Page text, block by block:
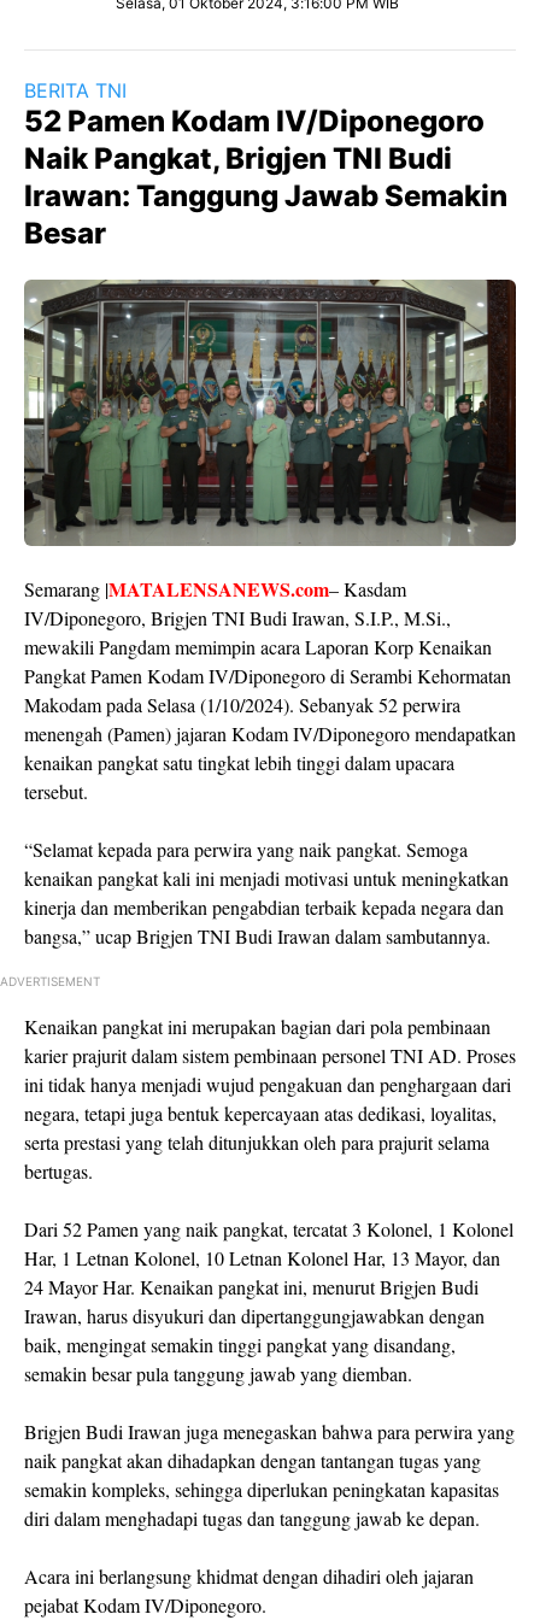
BERITA TNI
52 Pamen Kodam IV/Diponegoro
Naik Pangkat, Brigjen TNI Budi
Irawan: Tanggung Jawab Semakin
Besar
Semarang |MATALENSANEWS.com– Kasdam
IV/Diponegoro, Brigjen TNI Budi Irawan, S.I.P., M.Si.,
mewakili Pangdam memimpin acara Laporan Korp Kenaikan
Pangkat Pamen Kodam IV/Diponegoro di Serambi Kehormatan
Makodam pada Selasa (1/10/2024). Sebanyak 52 perwira
menengah (Pamen) jajaran Kodam IV/Diponegoro mendapatkan
kenaikan pangkat satu tingkat lebih tinggi dalam upacara
tersebut.
“Selamat kepada para perwira yang naik pangkat. Semoga
kenaikan pangkat kali ini menjadi motivasi untuk meningkatkan
kinerja dan memberikan pengabdian terbaik kepada negara dan
bangsa,” ucap Brigjen TNI Budi Irawan dalam sambutannya.
ADVERTISEMENT
Kenaikan pangkat ini merupakan bagian dari pola pembinaan
karier prajurit dalam sistem pembinaan personel TNI AD. Proses
ini tidak hanya menjadi wujud pengakuan dan penghargaan dari
negara, tetapi juga bentuk kepercayaan atas dedikasi, loyalitas,
serta prestasi yang telah ditunjukkan oleh para prajurit selama
bertugas.
Dari 52 Pamen yang naik pangkat, tercatat 3 Kolonel, 1 Kolonel
Har, 1 Letnan Kolonel, 10 Letnan Kolonel Har, 13 Mayor, dan
24 Mayor Har. Kenaikan pangkat ini, menurut Brigjen Budi
Irawan, harus disyukuri dan dipertanggungjawabkan dengan
baik, mengingat semakin tinggi pangkat yang disandang,
semakin besar pula tanggung jawab yang diemban.
Brigjen Budi Irawan juga menegaskan bahwa para perwira yang
naik pangkat akan dihadapkan dengan tantangan tugas yang
semakin kompleks, sehingga diperlukan peningkatan kapasitas
diri dalam menghadapi tugas dan tanggung jawab ke depan.
Acara ini berlangsung khidmat dengan dihadiri oleh jajaran
pejabat Kodam IV/Diponegoro.